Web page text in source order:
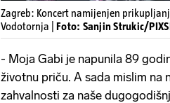
Zagreb: Koncert namijenjen
Vodotornja | Foto: Sanjin Strukic/
- Moja Gabi je napunila 89
životnu priču. A sada mislim na
zahvalnosti za naše